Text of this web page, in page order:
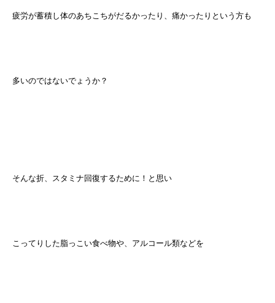
疲労が蓄積し体のあちこちがだるかったり、痛かったりという方も
多いのではないでょうか？
そんな折、スタミナ回復するために！と思い
こってりした脂っこい食べ物や、アルコール類などを